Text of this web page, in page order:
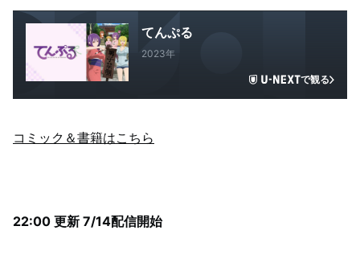
てんぷる
2023年
で観る
コミック＆書籍はこちら
22:00 更新 7/14配信開始